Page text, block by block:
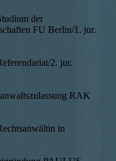
der
FU Berlin/1. jur.
2. jur.
RAK
in